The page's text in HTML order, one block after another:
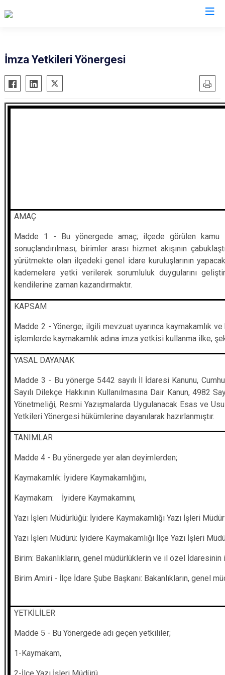
Ardeşen
Çamlıhemşin
Çayeli
İyidere
İmza Yetkileri Yönergesi
AMAÇ
Madde 1 - Bu yönergede amaç; ilçede görülen kamu
sonuçlandırılması, birimler arası hizmet akışının
yürütmekte olan ilçedeki genel idare kuruluşlarının
kademelere yetki verilerek sorumluluk duygularını
kendilerine zaman kazandırmaktır.
KAPSAM
Madde 2 - Yönerge; ilgili mevzuat uyarınca kaymakamlık
işlemlerde kaymakamlık adına imza yetkisi kullanma ilke,
YASAL DAYANAK
Madde 3 - Bu yönerge 5442 sayılı İl İdaresi Kanunu,
Sayılı Dilekçe Hakkının Kullanılmasına Dair Kanun, 4982
Yönetmeliği, Resmi Yazışmalarda Uygulanacak Esas ve
Yetkileri Yönergesi hükümlerine dayanılarak hazırlanmıştır.
TANIMLAR
Madde 4 - Bu yönergede yer alan deyimlerden;
Kaymakamlık: İyidere Kaymakamlığını,
Kaymakam: İyidere Kaymakamını,
Yazı İşleri Müdürlüğü: İyidere Kaymakamlığı Yazı İşleri
Yazı İşleri Müdürü: İyidere Kaymakamlığı İlçe Yazı İşleri
Birim: Bakanlıkların, genel müdürlüklerin ve il özel
Birim Amiri - İlçe İdare Şube Başkanı: Bakanlıkların,
YETKİLİLER
Madde 5 - Bu Yönergede adı geçen yetkililer;
1-Kaymakam,